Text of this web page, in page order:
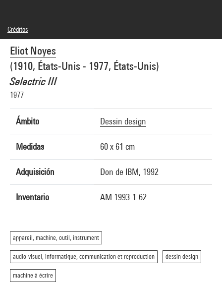
Eliot Noyes
(1910, États-Unis - 1977, États-Unis)
Selectric III
1977
Ámbito Dessin design
Medidas 60 x 61 cm
Adquisición Don de IBM, 1992
Inventario AM 1993-1-62
appareil, machine, outil, instrument
audio-visuel, informatique, communication et reproduction dessin design
machine à écrire
Créditos
© droits réservés
Créditos fotográficos : Centre Pompidou, MNAM-CCI/Jean-Claude Planchet/Dist.
GrandPalaisRmn
Referencia de la imagen : 4R02287 [1992 CX 6962]